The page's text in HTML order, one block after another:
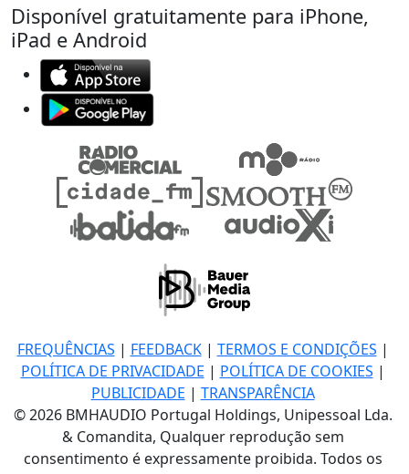
Disponível gratuitamente para iPhone,
iPad e Android
FREQUÊNCIAS | FEEDBACK| TERMOS E CONDIÇÕES |
POLÍTICA DE PRIVACIDADE | POLÍTICA DE COOKIES |
PUBLICIDADE | TRANSPARÊNCIA
© 2026 BMHAUDIO Portugal Holdings, Unipessoal Lda.
& Comandita, Qualquer reprodução sem
consentimento é expressamente proibida. Todos os